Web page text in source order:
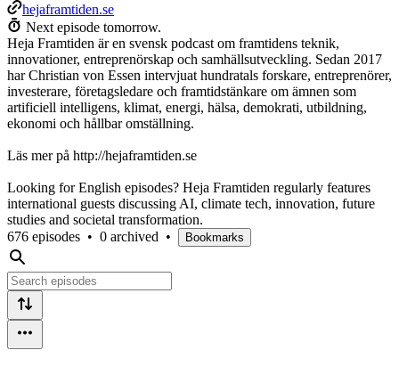
hejaframtiden.se
Next episode tomorrow.
Heja Framtiden är en svensk podcast om framtidens teknik,
innovationer, entreprenörskap och samhällsutveckling. Sedan 2017
har Christian von Essen intervjuat hundratals forskare, entreprenörer,
investerare, företagsledare och framtidstänkare om ämnen som
artificiell intelligens, klimat, energi, hälsa, demokrati, utbildning,
ekonomi och hållbar omställning.
Läs mer på http://hejaframtiden.se
Looking for English episodes? Heja Framtiden regularly features
international guests discussing AI, climate tech, innovation, future
studies and societal transformation.
676 episodes • 0 archived • Bookmarks